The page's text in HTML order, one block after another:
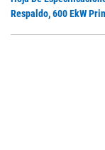
Respaldo, 600 EkW